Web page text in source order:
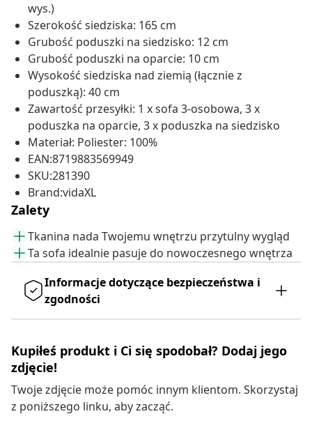
wys.)
Szerokość siedziska: 165 cm
Grubość poduszki na siedzisko: 12 cm
Grubość poduszki na oparcie: 10 cm
Wysokość siedziska nad ziemią (łącznie z
poduszką): 40 cm
Zawartość przesyłki: 1 x sofa 3-osobowa, 3 x
poduszka na oparcie, 3 x poduszka na siedzisko
Materiał: Poliester: 100%
EAN:8719883569949
SKU:281390
Brand:vidaXL
Zalety
Tkanina nada Twojemu wnętrzu przytulny wygląd
Ta sofa idealnie pasuje do nowoczesnego wnętrza
Informacje dotyczące bezpieczeństwa i
zgodności
Kupiłeś produkt i Ci się spodobał? Dodaj jego
zdjęcie!
Twoje zdjęcie może pomóc innym klientom. Skorzystaj
z poniższego linku, aby zacząć.